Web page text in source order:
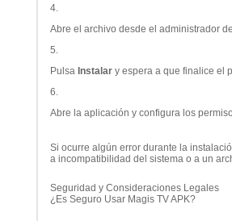
Abre el archivo desde el administrador
Pulsa Instalary espera a que finalice el
Abre la aplicación y configura los
Si ocurre algún error durante la
a incompatibilidad del sistema o a un
Seguridad y Consideraciones Legales
¿Es Seguro Usar Magis TV APK?